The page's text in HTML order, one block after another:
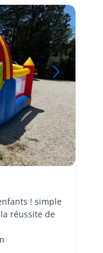
! simple
réussite de